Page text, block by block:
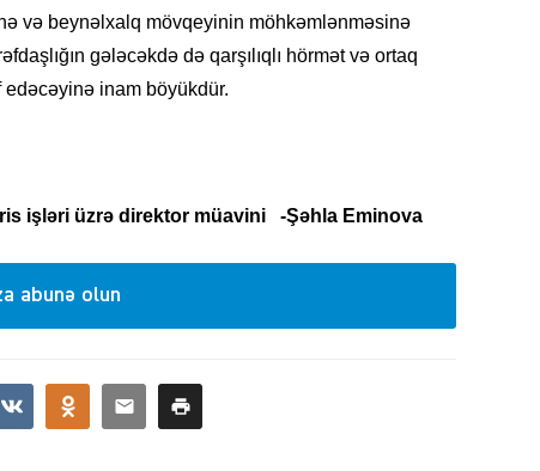
və beynəlxalq mövqeyinin möhkəmlənməsinə
gələcəkdə də qarşılıqlı hörmət və ortaq
inam böyükdür.
işləri üzrə direktor müavini -Şəhla Eminova
abunə olun